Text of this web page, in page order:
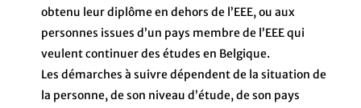
obtenu leur diplôme en dehors de l’EEE, ou aux
personnes issues d’un pays membre de l’EEE qui
veulent continuer des études en Belgique.
Les démarches à suivre dépendent de la situation de
la personne, de son niveau d’étude, de son pays